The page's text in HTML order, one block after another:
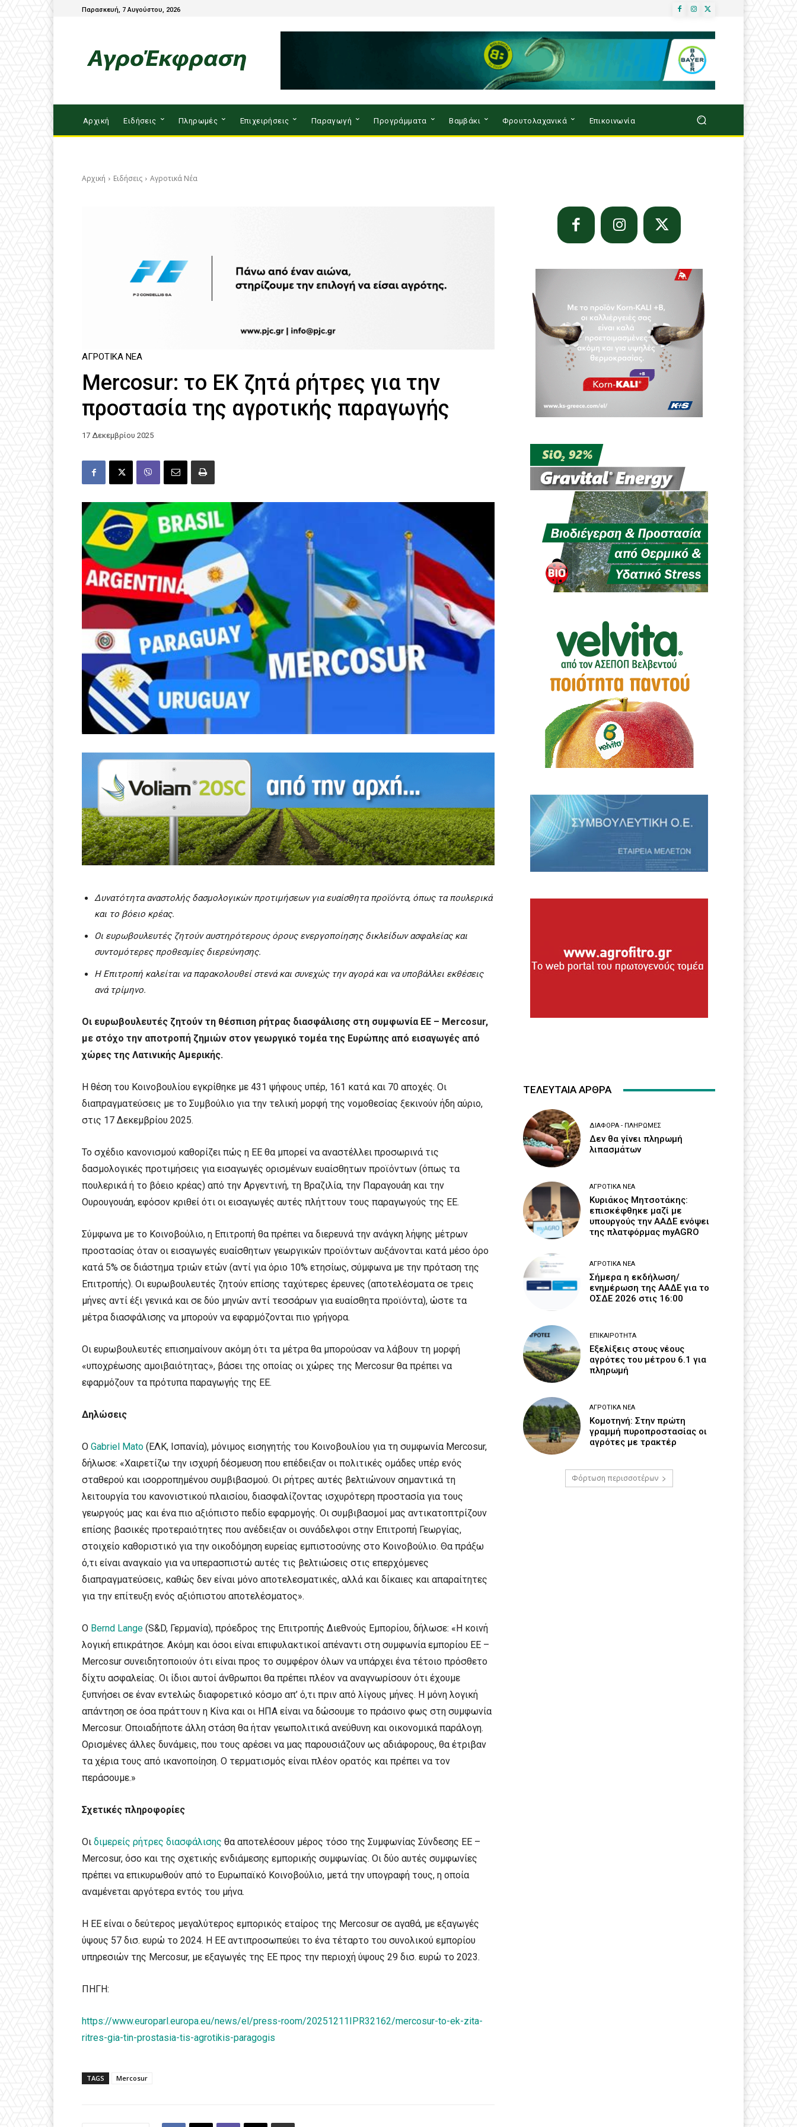
Παρασκευή, 7 Αυγούστου, 2026
Αρχική Ειδήσεις Πληρωμές Επιχειρήσεις Παραγωγή Προγράμματα Βαμβάκι Φρουτολαχανικά Επικοινωνία
Αρχική Ειδήσεις Αγροτικά Νέα
ΑΓΡΟΤΙΚΆ ΝΈΑ
Mercosur: το ΕΚ ζητά ρήτρες για την
προστασία της αγροτικής παραγωγής
17 Δεκεμβρίου 2025
Δυνατότητα αναστολής δασμολογικών προτιμήσεων για ευαίσθητα προϊόντα, όπως τα πουλερικά
και το βόειο κρέας.
Οι ευρωβουλευτές ζητούν αυστηρότερους όρους ενεργοποίησης δικλείδων ασφαλείας και
συντομότερες προθεσμίες διερεύνησης.
Η Επιτροπή καλείται να παρακολουθεί στενά και συνεχώς την αγορά και να υποβάλλει εκθέσεις
ανά τρίμηνο.
Οι ευρωβουλευτές ζητούν τη θέσπιση ρήτρας διασφάλισης στη συμφωνία ΕΕ – Mercosur,
με στόχο την αποτροπή ζημιών στον γεωργικό τομέα της Ευρώπης από εισαγωγές από
χώρες της Λατινικής Αμερικής.
Η θέση του Κοινοβουλίου εγκρίθηκε με 431 ψήφους υπέρ, 161 κατά και 70 αποχές. Οι
διαπραγματεύσεις με το Συμβούλιο για την τελική μορφή της νομοθεσίας ξεκινούν ήδη αύριο,
στις 17 Δεκεμβρίου 2025.
Το σχέδιο κανονισμού καθορίζει πώς η ΕΕ θα μπορεί να αναστέλλει προσωρινά τις
δασμολογικές προτιμήσεις για εισαγωγές ορισμένων ευαίσθητων προϊόντων (όπως τα
πουλερικά ή το βόειο κρέας) από την Αργεντινή, τη Βραζιλία, την Παραγουάη και την
Ουρουγουάη, εφόσον κριθεί ότι οι εισαγωγές αυτές πλήττουν τους παραγωγούς της ΕΕ.
Σύμφωνα με το Κοινοβούλιο, η Επιτροπή θα πρέπει να διερευνά την ανάγκη λήψης μέτρων
προστασίας όταν οι εισαγωγές ευαίσθητων γεωργικών προϊόντων αυξάνονται κατά μέσο όρο
κατά 5% σε διάστημα τριών ετών (αντί για όριο 10% ετησίως, σύμφωνα με την πρόταση της
Επιτροπής). Οι ευρωβουλευτές ζητούν επίσης ταχύτερες έρευνες (αποτελέσματα σε τρεις
μήνες αντί έξι γενικά και σε δύο μηνών αντί τεσσάρων για ευαίσθητα προϊόντα), ώστε τα
μέτρα διασφάλισης να μπορούν να εφαρμόζονται πιο γρήγορα.
Οι ευρωβουλευτές επισημαίνουν ακόμη ότι τα μέτρα θα μπορούσαν να λάβουν τη μορφή
«υποχρέωσης αμοιβαιότητας», βάσει της οποίας οι χώρες της Mercosur θα πρέπει να
εφαρμόζουν τα πρότυπα παραγωγής της ΕΕ.
Δηλώσεις
Ο Gabriel Mato (ΕΛΚ, Ισπανία), μόνιμος εισηγητής του Κοινοβουλίου για τη συμφωνία Mercosur,
δήλωσε: «Χαιρετίζω την ισχυρή δέσμευση που επέδειξαν οι πολιτικές ομάδες υπέρ ενός
σταθερού και ισορροπημένου συμβιβασμού. Οι ρήτρες αυτές βελτιώνουν σημαντικά τη
λειτουργία του κανονιστικού πλαισίου, διασφαλίζοντας ισχυρότερη προστασία για τους
γεωργούς μας και ένα πιο αξιόπιστο πεδίο εφαρμογής. Οι συμβιβασμοί μας αντικατοπτρίζουν
επίσης βασικές προτεραιότητες που ανέδειξαν οι συνάδελφοι στην Επιτροπή Γεωργίας,
στοιχείο καθοριστικό για την οικοδόμηση ευρείας εμπιστοσύνης στο Κοινοβούλιο. Θα πράξω
ό,τι είναι αναγκαίο για να υπερασπιστώ αυτές τις βελτιώσεις στις επερχόμενες
διαπραγματεύσεις, καθώς δεν είναι μόνο αποτελεσματικές, αλλά και δίκαιες και απαραίτητες
για την επίτευξη ενός αξιόπιστου αποτελέσματος».
Ο Bernd Lange (S&D, Γερμανία), πρόεδρος της Επιτροπής Διεθνούς Εμπορίου, δήλωσε: «Η κοινή
λογική επικράτησε. Ακόμη και όσοι είναι επιφυλακτικοί απέναντι στη συμφωνία εμπορίου ΕΕ –
Mercosur συνειδητοποιούν ότι είναι προς το συμφέρον όλων να υπάρχει ένα τέτοιο πρόσθετο
δίχτυ ασφαλείας. Οι ίδιοι αυτοί άνθρωποι θα πρέπει πλέον να αναγνωρίσουν ότι έχουμε
ξυπνήσει σε έναν εντελώς διαφορετικό κόσμο απ’ ό,τι πριν από λίγους μήνες. Η μόνη λογική
απάντηση σε όσα πράττουν η Κίνα και οι ΗΠΑ είναι να δώσουμε το πράσινο φως στη συμφωνία
Mercosur. Οποιαδήποτε άλλη στάση θα ήταν γεωπολιτικά ανεύθυνη και οικονομικά παράλογη.
Ορισμένες άλλες δυνάμεις, που τους αρέσει να μας παρουσιάζουν ως αδιάφορους, θα έτριβαν
τα χέρια τους από ικανοποίηση. Ο τερματισμός είναι πλέον ορατός και πρέπει να τον
περάσουμε.»
Σχετικές πληροφορίες
Οι διμερείς ρήτρες διασφάλισης θα αποτελέσουν μέρος τόσο της Συμφωνίας Σύνδεσης ΕΕ –
Mercosur, όσο και της σχετικής ενδιάμεσης εμπορικής συμφωνίας. Οι δύο αυτές συμφωνίες
πρέπει να επικυρωθούν από το Ευρωπαϊκό Κοινοβούλιο, μετά την υπογραφή τους, η οποία
αναμένεται αργότερα εντός του μήνα.
Η ΕΕ είναι ο δεύτερος μεγαλύτερος εμπορικός εταίρος της Mercosur σε αγαθά, με εξαγωγές
ύψους 57 δισ. ευρώ το 2024. Η ΕΕ αντιπροσωπεύει το ένα τέταρτο του συνολικού εμπορίου
υπηρεσιών της Mercosur, με εξαγωγές της ΕΕ προς την περιοχή ύψους 29 δισ. ευρώ το 2023.
ΠΗΓΗ:
https://www.europarl.europa.eu/news/el/press-room/20251211IPR32162/mercosur-to-ek-zita-
ritres-gia-tin-prostasia-tis-agrotikis-paragogis
TAGS Mercosur
ΤΕΛΕΥΤΑΙΑ ΑΡΘΡΑ
ΔΙΆΦΟΡΑ - ΠΛΗΡΩΜΈΣ
Δεν θα γίνει πληρωμή
λιπασμάτων
ΑΓΡΟΤΙΚΆ ΝΈΑ
Κυριάκος Μητσοτάκης:
επισκέφθηκε μαζί με
υπουργούς την ΑΑΔΕ ενόψει
της πλατφόρμας myAGRO
ΑΓΡΟΤΙΚΆ ΝΈΑ
Σήμερα η εκδήλωση/
ενημέρωση της ΑΑΔΕ για το
ΟΣΔΕ 2026 στις 16:00
ΕΠΙΚΑΙΡΌΤΗΤΑ
Εξελίξεις στους νέους
αγρότες του μέτρου 6.1 για
πληρωμή
ΑΓΡΟΤΙΚΆ ΝΈΑ
Κομοτηνή: Στην πρώτη
γραμμή πυροπροστασίας οι
αγρότες με τρακτέρ
Φόρτωση περισσοτέρων